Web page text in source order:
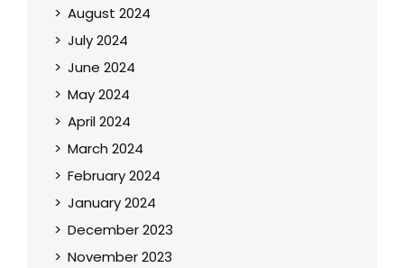
August 2024
July 2024
June 2024
May 2024
April 2024
March 2024
February 2024
January 2024
December 2023
November 2023